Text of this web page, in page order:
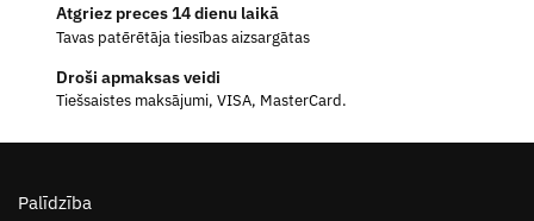
Atgriez preces 14 dienu laikā
Tavas patērētāja tiesības aizsargātas
Droši apmaksas veidi
Tiešsaistes maksājumi, VISA, MasterCard.
Palīdzība